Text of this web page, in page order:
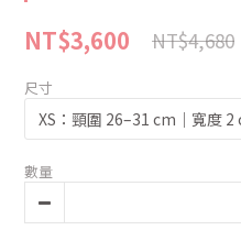
NT$4,680
NT$3,600
尺寸
數量